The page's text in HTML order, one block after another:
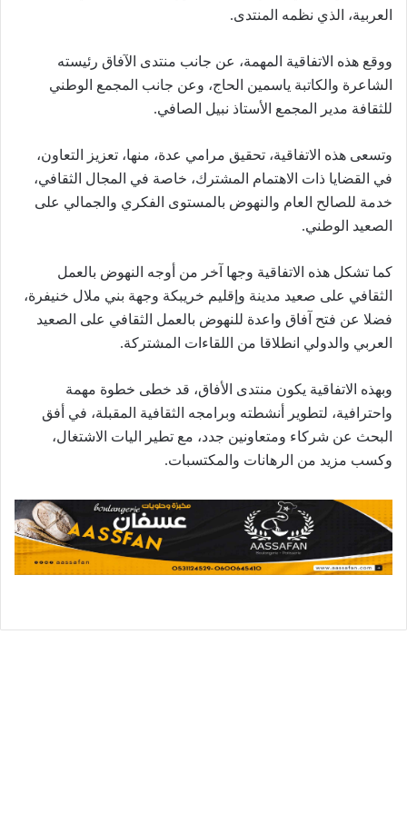
العربية، الذي نظمه المنتدى.
ووقع هذه الاتفاقية المهمة، عن جانب منتدى الآفاق رئيسته
الشاعرة والكاتبة ياسمين الحاج، وعن جانب المجمع الوطني
للثقافة مدير المجمع الأستاذ نبيل الصافي.
وتسعى هذه الاتفاقية، تحقيق مرامي عدة، منها، تعزيز التعاون،
في القضايا ذات الاهتمام المشترك، خاصة في المجال الثقافي،
خدمة للصالح العام والنهوض بالمستوى الفكري والجمالي على
الصعيد الوطني.
كما تشكل هذه الاتفاقية وجها آخر من أوجه النهوض بالعمل
الثقافي على صعيد مدينة وإقليم خريبكة وجهة بني ملال خنيفرة،
فضلا عن فتح آفاق واعدة للنهوض بالعمل الثقافي على الصعيد
العربي والدولي انطلاقا من اللقاءات المشتركة.
وبهذه الاتفاقية يكون منتدى الأفاق، قد خطى خطوة مهمة
واحترافية، لتطوير أنشطته وبرامجه الثقافية المقبلة، في أفق
البحث عن شركاء ومتعاونين جدد، مع تطير اليات الاشتغال،
وكسب مزيد من الرهانات والمكتسبات.